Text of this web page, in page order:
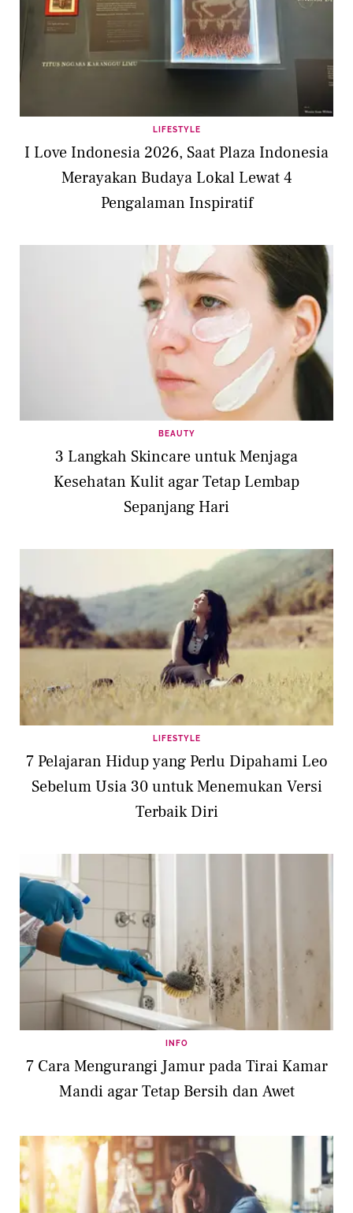
LIFESTYLE
I Love Indonesia 2026, Saat Plaza Indonesia
Merayakan Budaya Lokal Lewat 4
Pengalaman Inspiratif
BEAUTY
3 Langkah Skincare untuk Menjaga
Kesehatan Kulit agar Tetap Lembap
Sepanjang Hari
LIFESTYLE
7 Pelajaran Hidup yang Perlu Dipahami Leo
Sebelum Usia 30 untuk Menemukan Versi
Terbaik Diri
INFO
7 Cara Mengurangi Jamur pada Tirai Kamar
Mandi agar Tetap Bersih dan Awet